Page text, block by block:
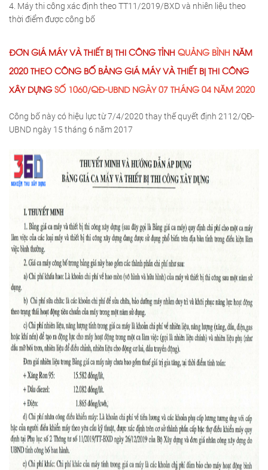
4. Máy thi công xác định theo TT11/2019/BXD và nhiên liệu theo
thời điểm được công bố
ĐƠN GIÁ MÁY VÀ THIẾT BỊ THI CÔNG TỈNH QUẢNG BÌNH NĂM
2020 THEO CÔNG BỐ BẢNG GIÁ MÁY VÀ THIẾT BỊ THI CÔNG
XÂY DỰNGSỐ 1060/QĐ-UBND NGÀY 07 THÁNG 04 NĂM 2020
Công bố này có hiệu lực từ 7/4/2020 thay thế quyết định 2112/QĐ-
UBND ngày 15 tháng 6 năm 2017